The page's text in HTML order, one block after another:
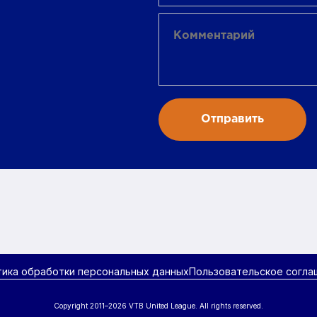
обработки персональных данныхПользовательское
Copyright 2011–2026 VTB United League. All rights reserved.